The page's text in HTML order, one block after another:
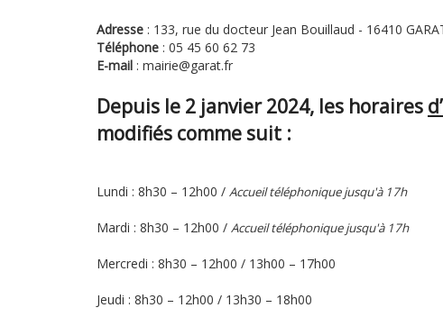
Adresse : 133, rue du docteur Jean Bouillaud - 16410
Téléphone : 05 45 60 62 73
E-mail : mairie@garat.fr
Depuis le 2 janvier 2024, les horaires
modifiés comme suit :
Lundi : 8h30 – 12h00 / Accueil téléphonique jusqu'à 17h
Mardi : 8h30 – 12h00 / Accueil téléphonique jusqu'à 17h
Mercredi : 8h30 – 12h00 / 13h00 – 17h00
Jeudi : 8h30 – 12h00 / 13h30 – 18h00